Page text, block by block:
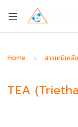
Home สารเคมีเคลื
TEA